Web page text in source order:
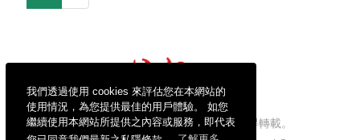
我們透過使用 cookies 來評估您在本網站的
使用情況，為您提供最佳的用戶體驗。 如您
繼續使用本網站所提供之內容或服務，即代表
信報財經新聞有限公司版權所有，不得轉載。